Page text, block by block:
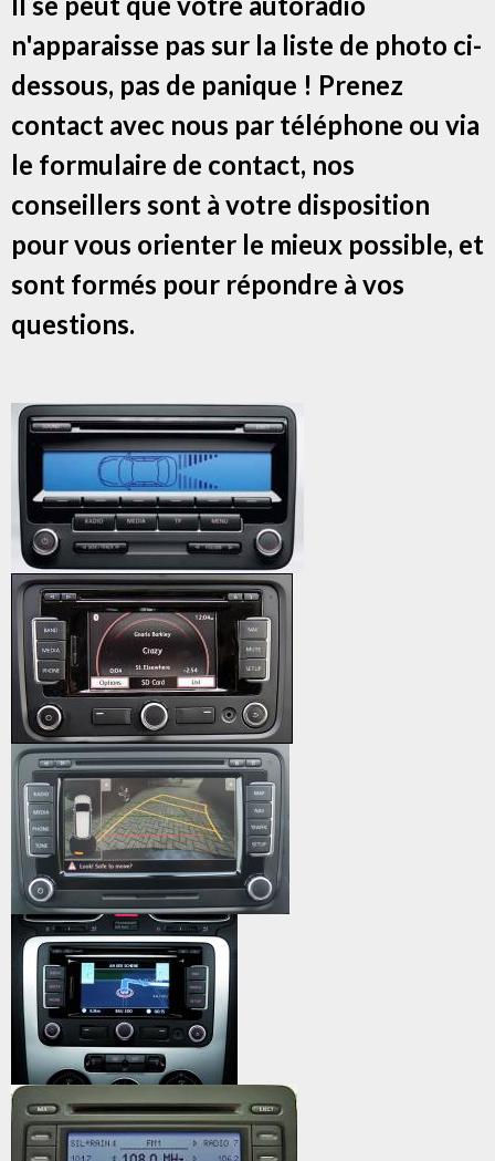
n'apparaisse pas sur la liste de photo ci-
dessous, pas de panique ! Prenez
contact avec nous par téléphone ou via
le formulaire de contact, nos
conseillers sont à votre disposition
pour vous orienter le mieux possible, et
sont formés pour répondre à vos
questions.